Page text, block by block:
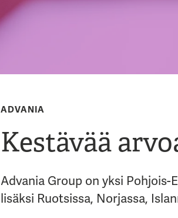
ADVANIA
Kestävää
Advania Group on yksi
lisäksi Ruotsissa, Norjassa,